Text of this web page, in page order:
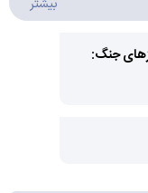
بیشتر
جنگ: